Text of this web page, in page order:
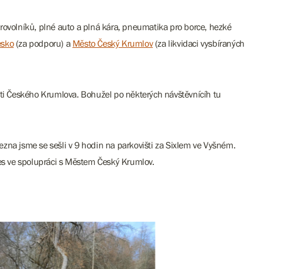
plné auto a plná kára, pneumatika pro borce, hezké
(za podporu) a Město Český Krumlov(za likvidaci vysbíraných
Krumlova. Bohužel po některých návštěvnícíh tu
jsme se sešli v 9 hodin na parkovišti za Sixlem ve Vyšném.
ve spolupráci s Městem Český Krumlov.